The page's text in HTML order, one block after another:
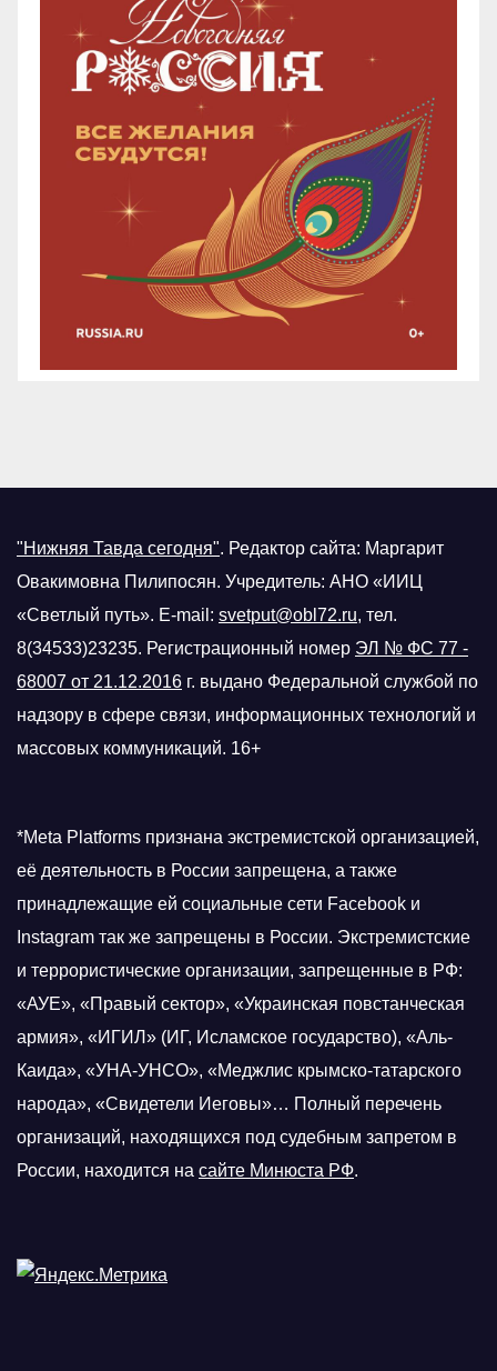
"Нижняя Тавда сегодня". Редактор сайта: Маргарит
Овакимовна Пилипосян. Учредитель: АНО «ИИЦ
«Светлый путь». E-mail: svetput@obl72.ru, тел.
8(34533)23235. Регистрационный номер ЭЛ № ФС 77 -
68007 от 21.12.2016 г. выдано Федеральной службой по
надзору в сфере связи, информационных технологий и
массовых коммуникаций. 16+
*Meta Platforms признана экстремистской организацией,
её деятельность в России запрещена, а также
принадлежащие ей социальные сети Facebook и
Instagram так же запрещены в России. Экстремистские
и террористические организации, запрещенные в РФ:
«АУЕ», «Правый сектор», «Украинская повстанческая
армия», «ИГИЛ» (ИГ, Исламское государство), «Аль-
Каида», «УНА-УНСО», «Меджлис крымско-татарского
народа», «Свидетели Иеговы»… Полный перечень
организаций, находящихся под судебным запретом в
России, находится на сайте Минюста РФ.